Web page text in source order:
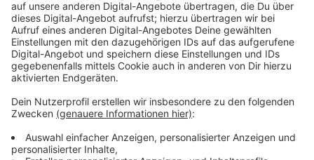
startet Borussia Düsseldorf in die neue Saison. Mit
einem Heimspiel gegen Post SV Mühlhausen. In der
vergangenen Saison hatten die Düsseldorfer das
Triple geholt mit dem Gewinn der Champions League,
dem Tischtennis Pokal und der Deutschen
Anzeige